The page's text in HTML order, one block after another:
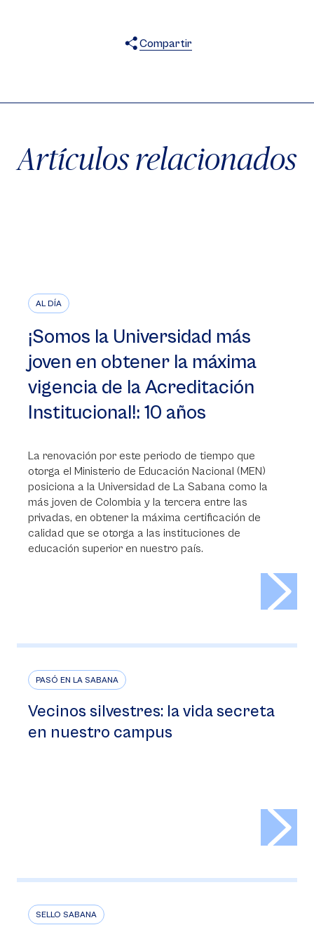
Compartir
Artículos relacionados
AL DÍA
¡Somos la Universidad más
joven en obtener la máxima
vigencia de la Acreditación
Institucional!: 10 años
La renovación por este periodo de tiempo que
otorga el Ministerio de Educación Nacional (MEN)
posiciona a la Universidad de La Sabana como la
más joven de Colombia y la tercera entre las
privadas, en obtener la máxima certificación de
calidad que se otorga a las instituciones de
educación superior en nuestro país.
PASÓ EN LA SABANA
Vecinos silvestres: la vida secreta
en nuestro campus
SELLO SABANA